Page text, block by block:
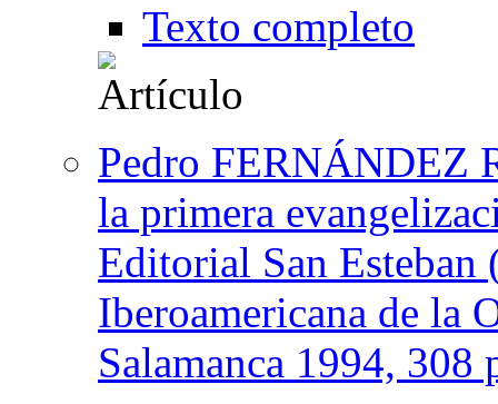
Texto completo
Pedro FERNÁNDEZ
la primera
Editorial San
Iberoamericana de la
Salamanca 1994, 308